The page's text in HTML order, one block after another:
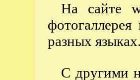
На сайте
разных
С другими